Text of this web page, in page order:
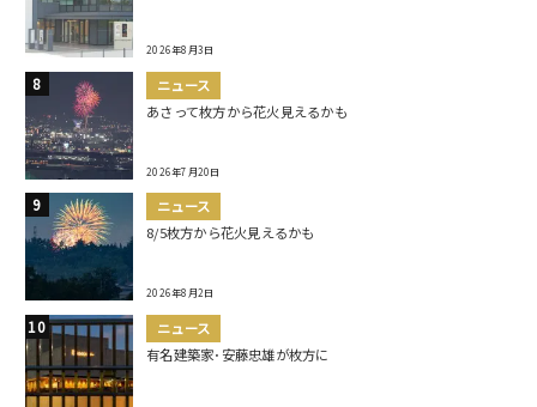
2026年8月3日
ニュース
あさって枚方から花火見えるかも
2026年7月20日
ニュース
8/5枚方から花火見えるかも
2026年8月2日
ニュース
有名建築家･安藤忠雄が枚方に